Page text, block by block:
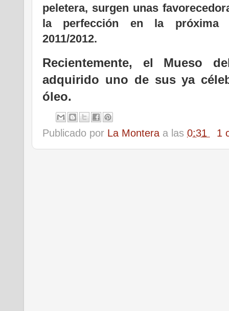
peletera, surgen unas
la perfección en la próxima
2011/2012.
Recientemente, el Mueso
adquirido uno de sus ya
óleo.
Publicado por La Montera a las 0:31 1